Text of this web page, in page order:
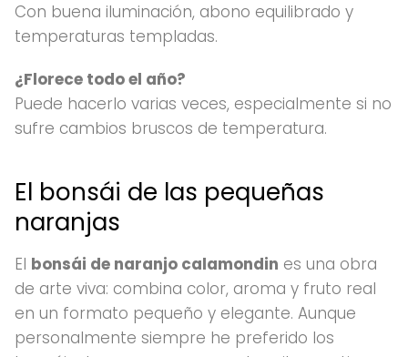
Con buena iluminación, abono equilibrado y
temperaturas templadas.
¿Florece todo el año?
Puede hacerlo varias veces, especialmente si no
sufre cambios bruscos de temperatura.
El bonsái de las pequeñas
naranjas
El bonsái de naranjo calamondin es una obra
de arte viva: combina color, aroma y fruto real
en un formato pequeño y elegante. Aunque
personalmente siempre he preferido los